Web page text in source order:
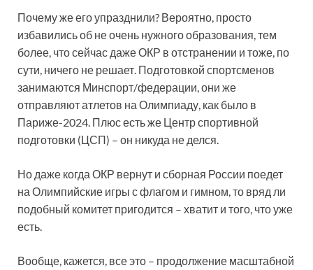
Почему же его упразднили? Вероятно, просто
избавились об не очень нужного образования, тем
более, что сейчас даже ОКР в отстранении и тоже, по
сути, ничего не решает. Подготовкой спортсменов
занимаются Минспорт/федерации, они же
отправляют атлетов на Олимпиаду, как было в
Париже-2024. Плюс есть же Центр спортивной
подготовки (ЦСП) – он никуда не делся.
Но даже когда ОКР вернут и сборная России поедет
на Олимпийские игры с флагом и гимном, то вряд ли
подобный комитет пригодится – хватит и того, что уже
есть.
Вообще, кажется, все это – продолжение масштабной